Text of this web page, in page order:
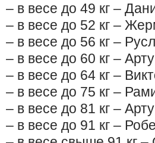
– в весе до 49 кг –
– в весе до 52 кг –
– в весе до 56 кг –
– в весе до 60 кг –
– в весе до 64 кг –
– в весе до 75 кг –
– в весе до 81 кг –
– в весе до 91 кг –